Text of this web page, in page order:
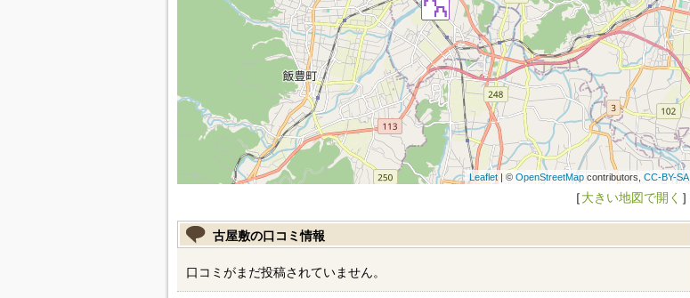
Leaflet| © OpenStreetMapcontributors, CC-BY-SA
［大きい地図で開く ］
古屋敷の口コミ情報
口コミがまだ投稿されていません。